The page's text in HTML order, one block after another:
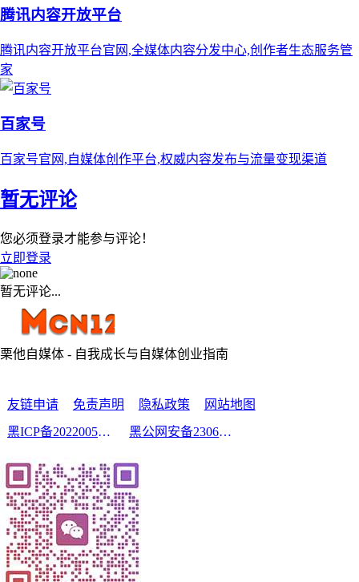
腾讯内容开放平台
腾讯内容开放平台官网,全媒体内容分发中心,创作者生态服务管
家
百家号
百家号官网,自媒体创作平台,权威内容发布与流量变现渠道
暂无评论
您必须登录才能参与评论！
立即登录
暂无评论...
栗他自媒体 - 自我成长与自媒体创业指南
友链申请 免责声明 隐私政策
网站地图
黑ICP备2022005210号-2
黑公网安备23060302000213号